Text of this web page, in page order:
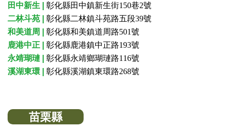
田中新生 | 彰化縣田中鎮新生街150巷2號
二林斗苑 | 彰化縣二林鎮斗苑路五段39號
和美道周 | 彰化縣和美鎮道周路501號
鹿港中正 | 彰化縣鹿港鎮中正路193號
永靖瑚璉 | 彰化縣永靖鄉瑚璉路116號
溪湖東環 | 彰化縣溪湖鎮東環路268號
苗栗縣